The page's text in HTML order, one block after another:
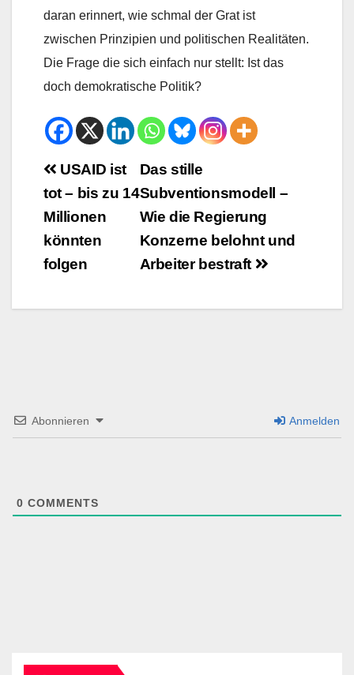
daran erinnert, wie schmal der Grat ist
zwischen Prinzipien und politischen Realitäten.
Die Frage die sich einfach nur stellt: Ist das
doch demokratische Politik?
Beitrags-
Navigation
Das stille
Subventionsmodell –
Wie die Regierung
Konzerne belohnt und
Arbeiter bestraft
USAID ist
tot – bis zu 14
Millionen
könnten
folgen
Abonnieren Anmelden
0 COMMENTS